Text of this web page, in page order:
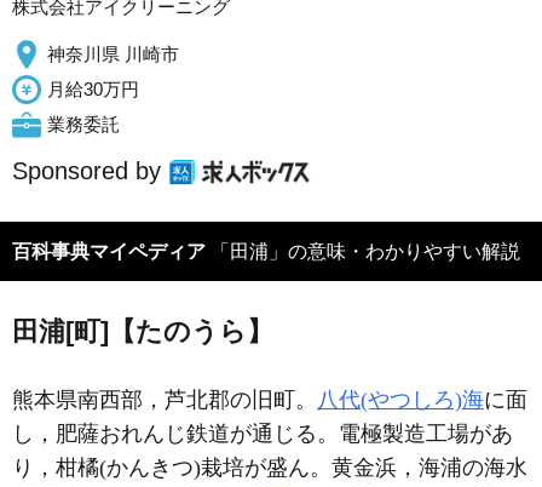
株式会社アイクリーニング
神奈川県 川崎市
月給30万円
業務委託
Sponsored by
百科事典マイペディア 「田浦」の意味・わかりやすい解説
田浦[町]【たのうら】
熊本県南西部，芦北郡の旧町。 八代(やつしろ)海に面
し，肥薩おれんじ鉄道が通じる。電極製造工場があ
り，柑橘(かんきつ)栽培が盛ん。黄金浜，海浦の海水